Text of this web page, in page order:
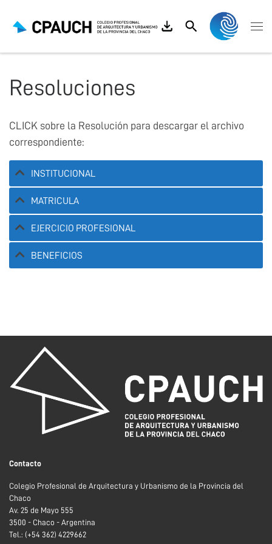
Search
Resoluciones
CLICK sobre la Resolución para descargar el archivo
correspondiente:
INSTITUCIONAL
MATRICULA
EJERCICIO PROFESIONAL
BENEFICIOS
Contacto
Colegio Profesional de Arquitectura y Urbanismo de la Provincia del
Chaco
Av. 25 de Mayo 555
3500 - Chaco - Argentina
Tel.: (+54 362) 4229662